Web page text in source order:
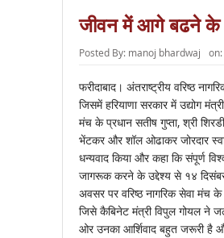
जीवन में आगे बढने के
Posted By: manoj bhardwaj on:
फरीदाबाद। अंतराष्ट्रीय वरिष्ठ
जिसमें हरियाणा सरकार में उद्योग
मंच के प्रधान सतीष गुप्ता, श्री
भेंटकर और शॉल ओढाकर जोरदार
धन्यवाद किया और कहा कि संपूर्ण
जागरूक करने के उद्देश्य से १४
अवसर पर वरिष्ठ नागरिक सेवा मंच के
जिसे कैबिनेट मंत्री विपुल गोयल ने
ओर उनका आर्शिवाद बहुत जरूरी है